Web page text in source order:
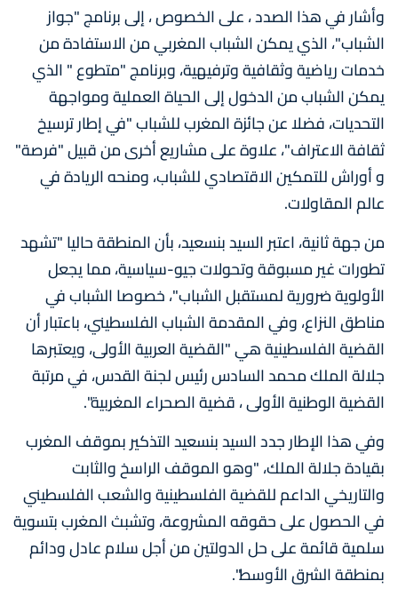
وأشار في هذا الصدد ، على الخصوص ، إلى برنامج "جواز
الشباب"، الذي يمكن الشباب المغربي من الاستفادة من
خدمات رياضية وثقافية وترفيهية، وبرنامج "متطوع " الذي
يمكن الشباب من الدخول إلى الحياة العملية ومواجهة
التحديات، فضلا عن جائزة المغرب للشباب "في إطار ترسيخ
ثقافة الاعتراف"، علاوة على مشاريع أخرى من قبيل "فرصة"
و أوراش للتمكين الاقتصادي للشباب، ومنحه الريادة في
عالم المقاولات.
من جهة ثانية، اعتبر السيد بنسعيد، بأن المنطقة حاليا "تشهد
تطورات غير مسبوقة وتحولات جيو-سياسية، مما يجعل
الأولوية ضرورية لمستقبل الشباب"، خصوصا الشباب في
مناطق النزاع، وفي المقدمة الشباب الفلسطيني، باعتبار أن
القضية الفلسطينية هي "القضية العربية الأولى، ويعتبرها
جلالة الملك محمد السادس رئيس لجنة القدس، في مرتبة
القضية الوطنية الأولى ، قضية الصحراء المغربية".
وفي هذا الإطار جدد السيد بنسعيد التذكير بموقف المغرب
بقيادة جلالة الملك، "وهو الموقف الراسخ والثابت
والتاريخي الداعم للقضية الفلسطينية والشعب الفلسطيني
في الحصول على حقوقه المشروعة، وتشبث المغرب بتسوية
سلمية قائمة على حل الدولتين من أجل سلام عادل ودائم
بمنطقة الشرق الأوسط".